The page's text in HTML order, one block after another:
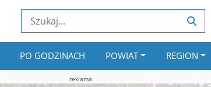
PO GODZINACH POWIAT REGION
reklama